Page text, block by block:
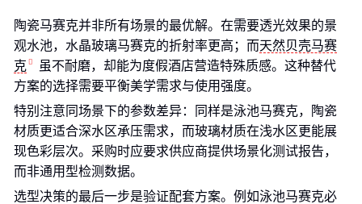
陶瓷马赛克并非所有场景的最优解。在需要透光效果的景
观水池，水晶玻璃马赛克的折射率更高；而天然贝壳马赛
克
虽不耐磨，却能为度假酒店营造特殊质感。这种替代
方案的选择需要平衡美学需求与使用强度。
特别注意同场景下的参数差异：同样是泳池马赛克，陶瓷
材质更适合深水区承压需求，而玻璃材质在浅水区更能展
现色彩层次。采购时应要求供应商提供场景化测试报告，
而非通用型检测数据。
选型决策的最后一步是验证配套方案。例如泳池马赛克必